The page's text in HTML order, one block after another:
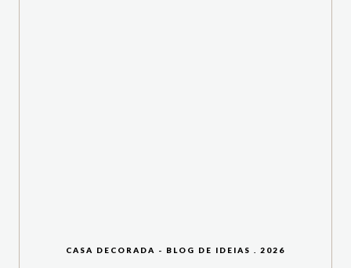
CASA DECORADA - BLOG DE IDEIAS 2026